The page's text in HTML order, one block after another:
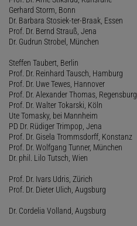
Gerhard Storm, Bonn
Dr. Barbara Stosiek-ter-Braak, Essen
Prof. Dr. Bernd Strauß, Jena
Dr. Gudrun Strobel, München
Steffen Taubert, Berlin
Prof. Dr. Reinhard Tausch, Hamburg
Prof. Dr. Uwe Tewes, Hannover
Prof. Dr. Alexander Thomas, Regensburg
Prof. Dr. Walter Tokarski, Köln
Ute Tomasky, bei Mannheim
PD Dr. Rüdiger Trimpop, Jena
Prof. Dr. Gisela Trommsdorff, Konstanz
Prof. Dr. Wolfgang Tunner, München
Dr. phil. Lilo Tutsch, Wien
Prof. Dr. Ivars Udris, Zürich
Prof. Dr. Dieter Ulich, Augsburg
Dr. Cordelia Volland, Augsburg